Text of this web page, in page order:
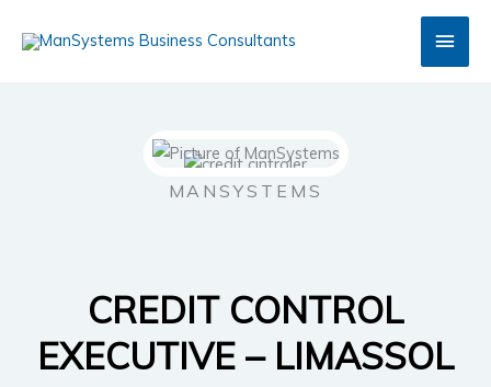
Main
MANSYSTEMS
CREDIT CONTROL
EXECUTIVE – LIMASSOL